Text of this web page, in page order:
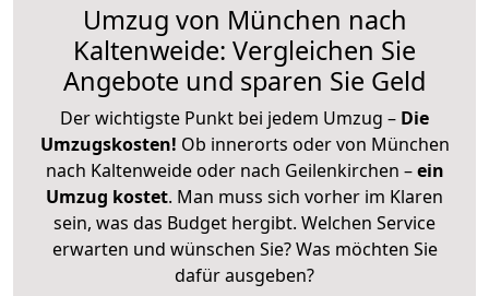
Umzug von München nach
Kaltenweide: Vergleichen Sie
Angebote und sparen Sie Geld
Der wichtigste Punkt bei jedem Umzug – Die
Umzugskosten! Ob innerorts oder von München
nach Kaltenweide oder nach Geilenkirchen –ein
Umzug kostet. Man muss sich vorher im Klaren
sein, was das Budget hergibt. Welchen Service
erwarten und wünschen Sie? Was möchten Sie
dafür ausgeben?